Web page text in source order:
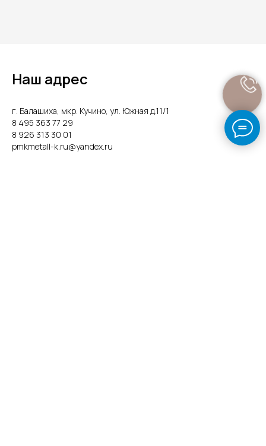
Наш адрес
г. Балашиха, мкр. Кучино, ул. Южная д.11/1
8 495 363 77 29
8 926 313 30 01
pmkmetall-k.ru@yandex.ru